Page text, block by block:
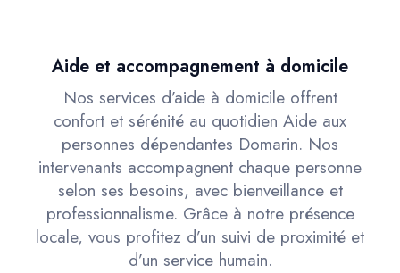
Aide et accompagnement à domicile
Nos services d’aide à domicile offrent
confort et sérénité au quotidien Aide aux
personnes dépendantes Domarin. Nos
intervenants accompagnent chaque personne
selon ses besoins, avec bienveillance et
professionnalisme. Grâce à notre présence
locale, vous profitez d’un suivi de proximité et
d’un service humain.